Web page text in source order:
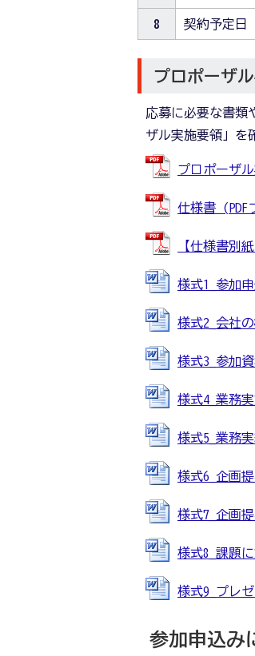
8 契約予定日
プロポーザ
応募に必要な書類
ザル実施要領」を
プロポーザ
仕様書 (PDF
【仕様書別
様式1_参加
様式2_会社
様式3_参加
様式4_業務
様式5_業務
様式6_企画
様式7_企画
様式8_課題
様式9_プレ
参加申込み